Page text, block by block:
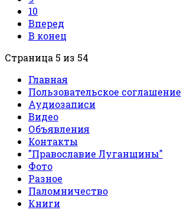
10
Вперед
В конец
Страница 5 из 54
Главная
Пользовательское соглашение
Аудиозаписи
Видео
Объявления
Контакты
"Православие Луганщины"
Фото
Разное
Паломничество
Книги